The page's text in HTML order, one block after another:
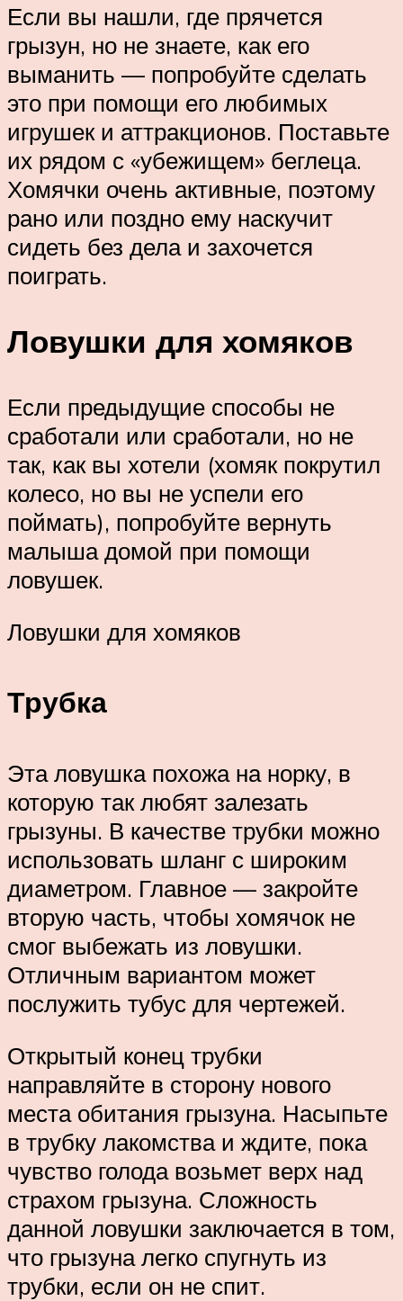
Если вы нашли, где прячется
грызун, но не знаете, как его
выманить — попробуйте сделать
это при помощи его любимых
игрушек и аттракционов. Поставьте
их рядом с «убежищем» беглеца.
Хомячки очень активные, поэтому
рано или поздно ему наскучит
сидеть без дела и захочется
поиграть.
Ловушки для хомяков
Если предыдущие способы не
сработали или сработали, но не
так, как вы хотели (хомяк покрутил
колесо, но вы не успели его
поймать), попробуйте вернуть
малыша домой при помощи
ловушек.
Ловушки для хомяков
Трубка
Эта ловушка похожа на норку, в
которую так любят залезать
грызуны. В качестве трубки можно
использовать шланг с широким
диаметром. Главное — закройте
вторую часть, чтобы хомячок не
смог выбежать из ловушки.
Отличным вариантом может
послужить тубус для чертежей.
Открытый конец трубки
направляйте в сторону нового
места обитания грызуна. Насыпьте
в трубку лакомства и ждите, пока
чувство голода возьмет верх над
страхом грызуна. Сложность
данной ловушки заключается в том,
что грызуна легко спугнуть из
трубки, если он не спит.